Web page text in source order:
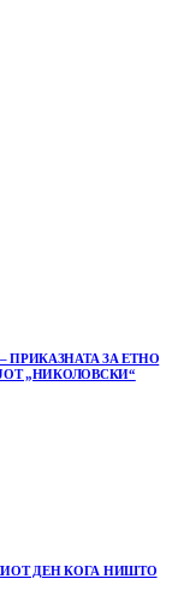
ЗА ЕТНО
„НИКОЛОВСКИ“
ДЕН КОГА НИШТО